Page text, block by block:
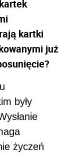
kartki
już
były
życzeń